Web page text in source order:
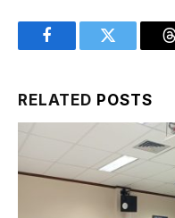
FacebookTwitter
RELATED POSTS